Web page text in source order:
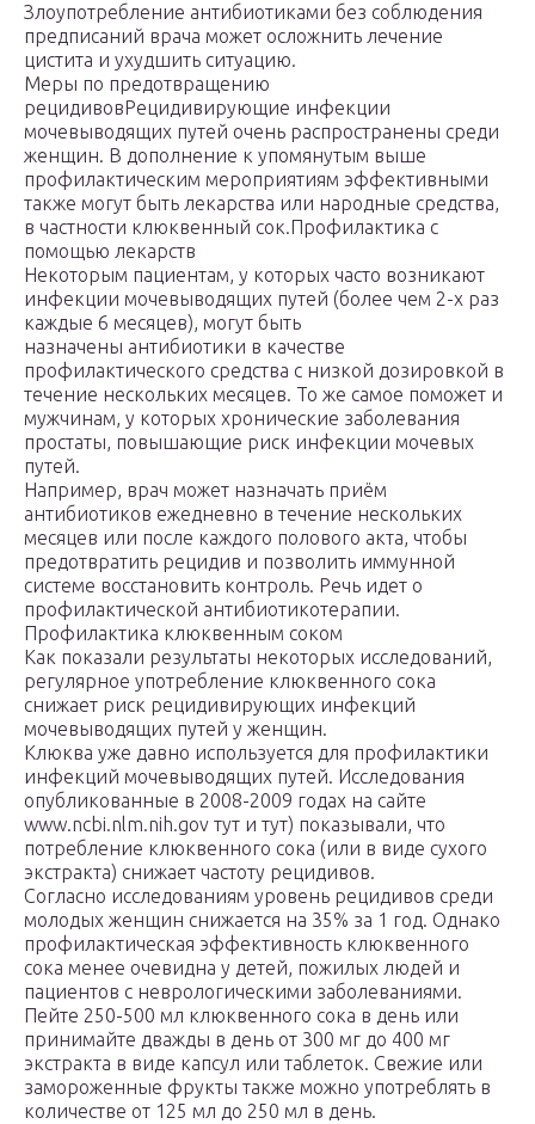
Злоупотребление антибиотиками без соблюдения
предписаний врача может осложнить лечение
цистита и ухудшить ситуацию.
Меры по предотвращению
рецидивовРецидивирующие инфекции
мочевыводящих путей очень распространены среди
женщин. В дополнение к упомянутым выше
профилактическим мероприятиям эффективными
также могут быть лекарства или народные средства,
в частности клюквенный сок.Профилактика с
помощью лекарств
Некоторым пациентам, у которых часто возникают
инфекции мочевыводящих путей (более чем 2-х раз
каждые 6 месяцев), могут быть
назначены антибиотики в качестве
профилактического средства с низкой дозировкой в
течение нескольких месяцев. То же самое поможет и
мужчинам, у которых хронические заболевания
простаты, повышающие риск инфекции мочевых
путей.
Например, врач может назначать приём
антибиотиков ежедневно в течение нескольких
месяцев или после каждого полового акта, чтобы
предотвратить рецидив и позволить иммунной
системе восстановить контроль. Речь идет о
профилактической антибиотикотерапии.
Профилактика клюквенным соком
Как показали результаты некоторых исследований,
регулярное употребление клюквенного сока
снижает риск рецидивирующих инфекций
мочевыводящих путей у женщин.
Клюква уже давно используется для профилактики
инфекций мочевыводящих путей. Исследования
опубликованные в 2008-2009 годах на сайте
www.ncbi.nlm.nih.gov тут и тут) показывали, что
потребление клюквенного сока (или в виде сухого
экстракта) снижает частоту рецидивов.
Согласно исследованиям уровень рецидивов среди
молодых женщин снижается на 35% за 1 год. Однако
профилактическая эффективность клюквенного
сока менее очевидна у детей, пожилых людей и
пациентов с неврологическими заболеваниями.
Пейте 250-500 мл клюквенного сока в день или
принимайте дважды в день от 300 мг до 400 мг
экстракта в виде капсул или таблеток. Свежие или
замороженные фрукты также можно употреблять в
количестве от 125 мл до 250 мл в день.